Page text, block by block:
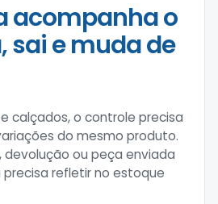
acompanha o
sai e muda de
calçados, o controle precisa
do mesmo produto.
devolução ou peça enviada
refletir no estoque